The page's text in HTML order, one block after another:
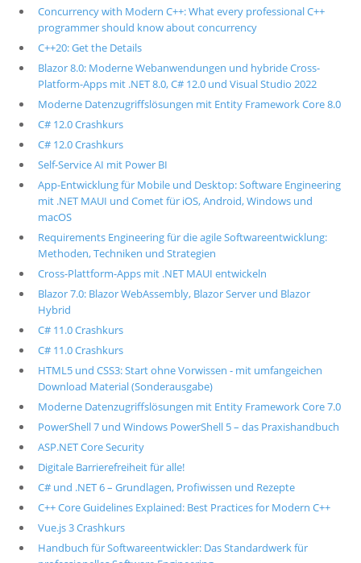
Concurrency with Modern C++: What every professional C++
programmer should know about concurrency
C++20: Get the Details
Blazor 8.0: Moderne Webanwendungen und hybride Cross-
Platform-Apps mit .NET 8.0, C# 12.0 und Visual Studio 2022
Moderne Datenzugriffslösungen mit Entity Framework Core 8.0
C# 12.0 Crashkurs
C# 12.0 Crashkurs
Self-Service AI mit Power BI
App-Entwicklung für Mobile und Desktop: Software Engineering
mit .NET MAUI und Comet für iOS, Android, Windows und
macOS
Requirements Engineering für die agile Softwareentwicklung:
Methoden, Techniken und Strategien
Cross-Plattform-Apps mit .NET MAUI entwickeln
Blazor 7.0: Blazor WebAssembly, Blazor Server und Blazor
Hybrid
C# 11.0 Crashkurs
C# 11.0 Crashkurs
HTML5 und CSS3: Start ohne Vorwissen - mit umfangeichen
Download Material (Sonderausgabe)
Moderne Datenzugriffslösungen mit Entity Framework Core 7.0
PowerShell 7 und Windows PowerShell 5 – das Praxishandbuch
ASP.NET Core Security
Digitale Barrierefreiheit für alle!
C# und .NET 6 – Grundlagen, Profiwissen und Rezepte
C++ Core Guidelines Explained: Best Practices for Modern C++
Vue.js 3 Crashkurs
Handbuch für Softwareentwickler: Das Standardwerk für